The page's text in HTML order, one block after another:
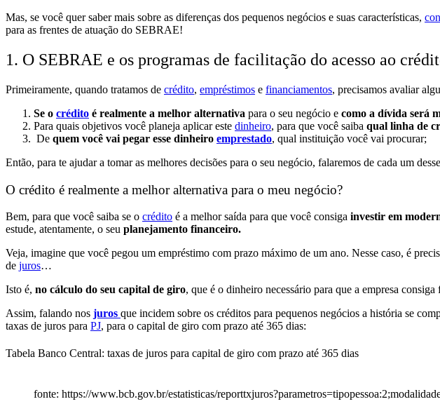
Mas, se você quer saber mais sobre as diferenças dos pequenos negócios e suas características,
para as frentes de atuação do SEBRAE!
1. O SEBRAE e os programas de facilitação do acesso ao
Primeiramente, quando tratamos de crédito, empréstimos e financiamentos, precisamos avaliar
Se o crédito é realmente a melhor alternativa para o seu negócio e como a dívida será
Para quais objetivos você planeja aplicar este dinheiro, para que você saiba qual linha de
De quem você vai pegar esse dinheiro emprestado, qual instituição você vai procurar;
Então, para te ajudar a tomar as melhores decisões para o seu negócio, falaremos de cada um
O crédito é realmente a melhor alternativa para o meu negócio?
Bem, para que você saiba se o crédito é a melhor saída para que você consiga investir em
estude, atentamente, o seu planejamento financeiro.
Veja, imagine que você pegou um empréstimo com prazo máximo de um ano. Nesse caso, é
de juros…
Isto é, no cálculo do seu capital de giro, que é o dinheiro necessário para que a empresa
Assim, falando nos juros que incidem sobre os créditos para pequenos negócios a história se
taxas de juros para PJ, para o capital de giro com prazo até 365 dias:
Tabela Banco Central: taxas de juros para capital de giro com prazo até 365 dias
fonte: https://www.bcb.gov.br/estatisticas/